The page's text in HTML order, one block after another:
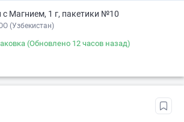
Магнием, 1 г, пакетики №10
(Узбекистан)
(Обновлено 12 часов назад)